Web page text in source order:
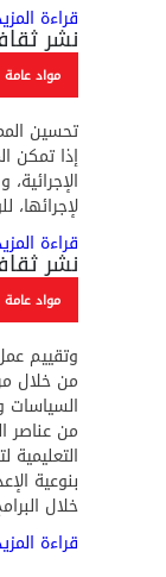
قراءة
نشر
مواد عامة
تحسين
إذا تمكن
لإجرائها،
قراءة
نشر
مواد عامة
وتقييم
من خلال
السياسات
من عناصر
التعليمية
بنوعية
خلال
قراءة